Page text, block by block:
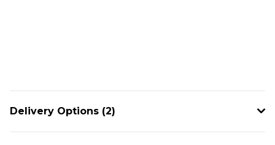
Delivery Options (2)